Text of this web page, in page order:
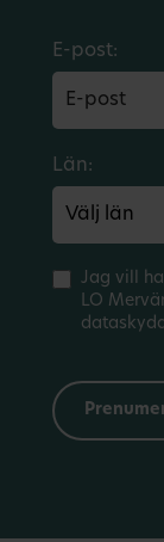
E-post:
Län:
Jag vill
LO